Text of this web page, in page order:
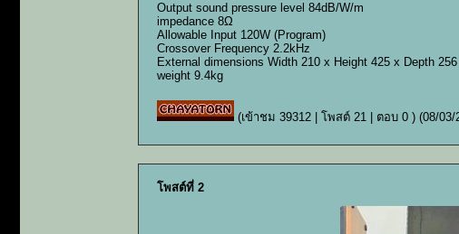
Output sound pressure level 84dB/W/m
impedance 8Ω
Allowable Input 120W (Program)
Crossover Frequency 2.2kHz
External dimensions Width 210 x Height 425 x Depth
weight 9.4kg
(เข้าชม 39312 | โพสต์ 21 | ตอบ 0 ) (08/03/
โพสต์ที่ 2